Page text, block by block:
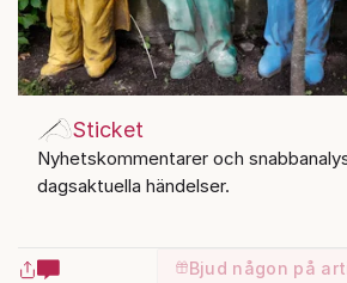
Sticket
Nyhetskommentarer och
dagsaktuella händelser.
Bjud någon på